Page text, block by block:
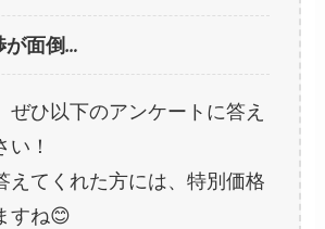
が面倒…
ぜひ以下のアンケートに答え
！
えてくれた方には、特別価格
すね😊